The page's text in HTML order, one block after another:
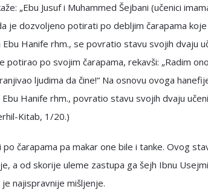
„Ebu Jusuf i Muhammed Šejbani (učenici
je dozvoljeno potirati po debljim čarapama koje
Hanife rhm., se povratio stavu svojih dvaju
potirao po svojim čarapama, rekavši: „Radim
ljudima da čine!“ Na osnovu ovoga
Hanife rhm., povratio stavu svojih dvaju
Kitab, 1/20.)
čarapama pa makar one bile i tanke. Ovog
a od skorije uleme zastupa ga šejh Ibnu
najispravnije mišljenje.